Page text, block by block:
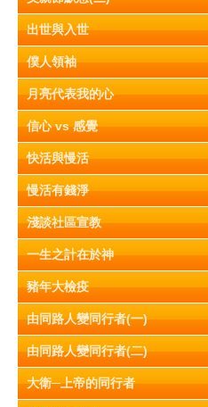
出世與入世
僕人領袖
月亮代表我的心
信心 vs 感覺
快活與慢活
慢活有錢淨
淺談社區宣教
一生之計在於神
豬年大檢疫
由同路人變同行者(一)
由同路人變同行者(二)
大衛─上帝的同行者